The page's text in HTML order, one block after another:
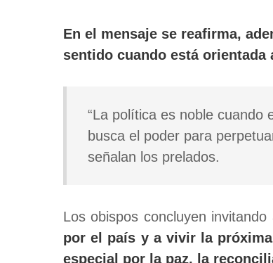
En el mensaje se reafirma,
sentido cuando está orientada
“La política es noble cuando
busca el poder para
señalan los prelados.
Los obispos concluyen
por el país y a vivir la
especial por la paz, la